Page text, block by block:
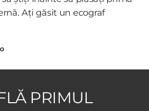
Ați găsit un ecograf
PRIMUL